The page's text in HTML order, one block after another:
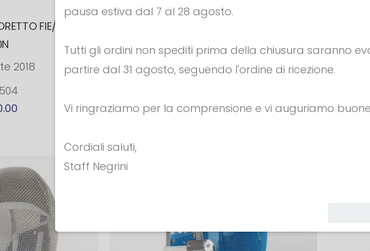
FIE/CE
2018
1600N
Colorazione Bianco / Blu
€ 259.00
pausa estiva dal 7 al 28 agosto.
Tutti gli ordini non spediti prima della chiusura saranno
partire dal 31 agosto, seguendo l'ordine di ricezione.
Vi ringraziamo per la comprensione e vi auguriamo
Cordiali saluti,
Staff Negrini